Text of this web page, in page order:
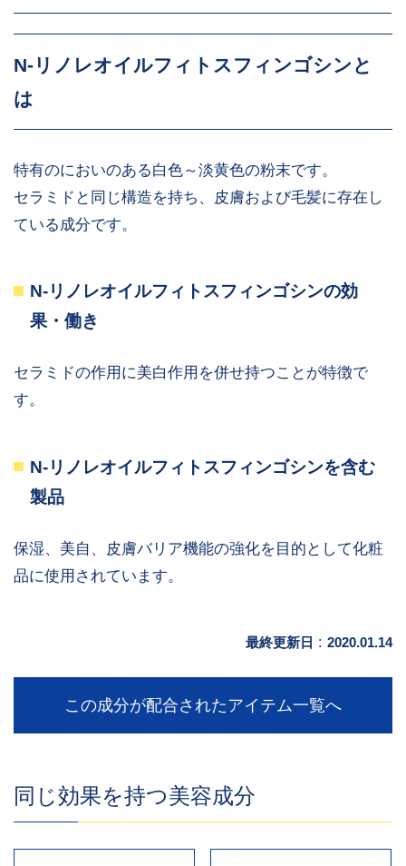
N-リノレオイルフィトスフィンゴシンと
は
特有のにおいのある白色～淡黄色の粉末です。
セラミドと同じ構造を持ち、皮膚および毛髪に存在し
ている成分です。
N-リノレオイルフィトスフィンゴシンの効
果・働き
セラミドの作用に美白作用を併せ持つことが特徴で
す。
N-リノレオイルフィトスフィンゴシンを含む
製品
保湿、美自、皮膚バリア機能の強化を目的として化粧
品に使用されています。
最終更新日 : 2020.01.14
この成分が配合されたアイテム一覧へ
同じ効果を持つ美容成分